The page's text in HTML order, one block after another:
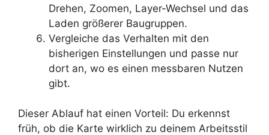
Drehen, Zoomen, Layer-Wechsel und das
Laden größerer Baugruppen.
Vergleiche das Verhalten mit den
bisherigen Einstellungen und passe nur
dort an, wo es einen messbaren Nutzen
gibt.
Dieser Ablauf hat einen Vorteil: Du erkennst
früh, ob die Karte wirklich zu deinem Arbeitsstil